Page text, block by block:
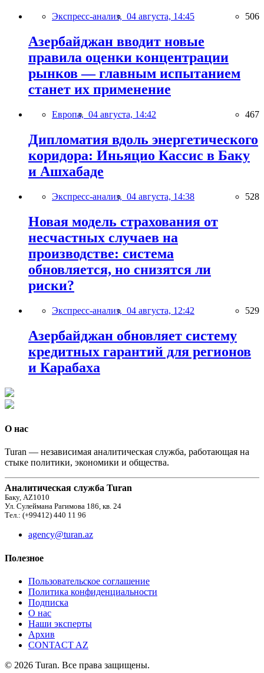
Экспресс-анализ, 04 августа, 14:45 506
Азербайджан вводит новые
правила оценки концентрации
рынков — главным испытанием
станет их применение
Европа, 04 августа, 14:42 467
Дипломатия вдоль энергетического
коридора: Иньяцио Кассис в Баку
и Ашхабаде
Экспресс-анализ, 04 августа, 14:38 528
Новая модель страхования от
несчастных случаев на
производстве: система
обновляется, но снизятся ли
риски?
Экспресс-анализ, 04 августа, 12:42 529
Азербайджан обновляет систему
кредитных гарантий для регионов
и Карабаха
О нас
Turan — независимая аналитическая служба, работающая на
стыке политики, экономики и общества.
Аналитическая служба Turan
Баку, AZ1010
Ул. Сулеймана Рагимова 186, кв. 24
Тел.: (+99412) 440 11 96
agency@turan.az
Полезное
Пользовательское соглашение
Политика конфиденциальности
Подписка
О нас
Наши эксперты
Архив
CONTACT AZ
© 2026 Turan. Все права защищены.